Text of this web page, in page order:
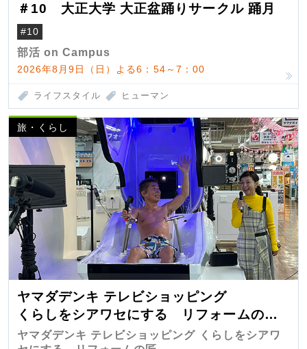
＃10 大正大学 大正盆踊りサークル 踊月
#10
部活 on Campus
2026年8月9日（日）よる6：54～7：00
ライフスタイル ヒューマン
旅・くらし
ヤマダデンキ テレビショッピング
くらしをシアワセにする リフォームの
匠 第7弾
ヤマダデンキ テレビショッピング くらしをシアワ